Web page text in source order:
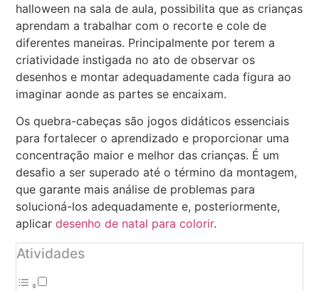
halloween na sala de aula, possibilita que as crianças
aprendam a trabalhar com o recorte e cole de
diferentes maneiras. Principalmente por terem a
criatividade instigada no ato de observar os
desenhos e montar adequadamente cada figura ao
imaginar aonde as partes se encaixam.
Os quebra-cabeças são jogos didáticos essenciais
para fortalecer o aprendizado e proporcionar uma
concentração maior e melhor das crianças. É um
desafio a ser superado até o término da montagem,
que garante mais análise de problemas para
solucioná-los adequadamente e, posteriormente,
aplicardesenho de natal para colorir.
Atividades